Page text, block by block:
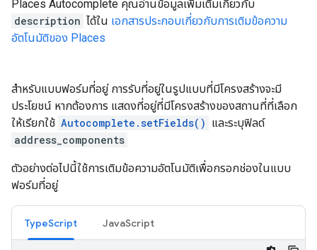
Places Autocomplete คุณอ่านข้อมูลเพิ่มเติมเกี่ยวกับ
description ได้ใน เอกสารประกอบเกี่ยวกับการเติมข้อความ
อัตโนมัติของ Places
สำหรับแบบฟอร์มที่อยู่ การรับที่อยู่ในรูปแบบที่มีโครงสร้างจะมี
ประโยชน์ หากต้องการ แสดงที่อยู่ที่มีโครงสร้างของสถานที่ที่เลือก
ให้เรียกใช้ Autocomplete.setFields() และระบุฟิลด์
address_components
ตัวอย่างต่อไปนี้ใช้การเติมข้อความอัตโนมัติเพื่อกรอกช่องในแบบ
ฟอร์มที่อยู่
TypeScript JavaScript